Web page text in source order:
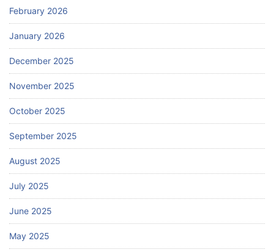
February 2026
January 2026
December 2025
November 2025
October 2025
September 2025
August 2025
July 2025
June 2025
May 2025